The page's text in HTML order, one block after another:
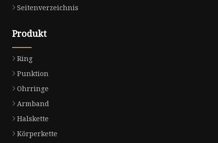
Seitenverzeichnis
Produkt
Ring
Punktion
Ohrringe
Armband
Halskette
Körperkette